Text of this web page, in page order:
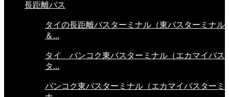
長距離バス
タイの長距離バスターミナル（東バスターミナル
＆...
タイ バンコク東バスターミナル（エカマイバス
タ...
バンコク東バスターミナル（エカマイバスターミ